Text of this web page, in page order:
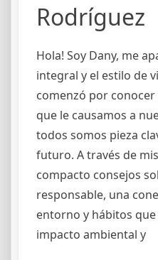
Rodríguez
Hola! Soy Dany, me
integral y el estilo de
comenzó por
que le causamos a
todos somos pieza
futuro. A través de
compacto consejos
responsable, una
entorno y hábitos
impacto ambiental y